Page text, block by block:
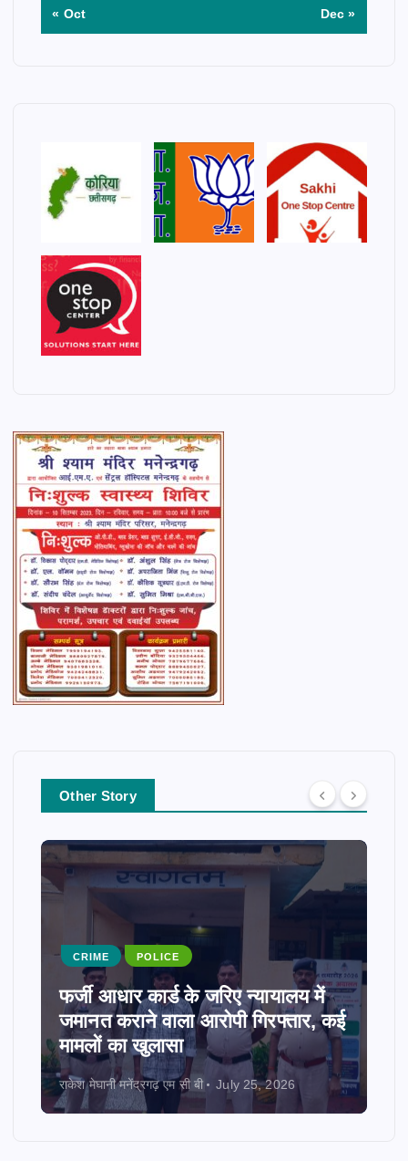
« Oct Dec »
Other Story
CRIME POLICE
फर्जी आधार कार्ड के जरिए न्यायालय में
जमानत कराने वाला आरोपी गिरफ्तार, कई
मामलों का खुलासा
राकेश मेघानी मनेंद्रगढ़ एम सी बी July 25, 2026